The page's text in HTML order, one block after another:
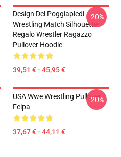
Design Del Poggiapiedi
Wrestling Match Silhouette
Regalo Wrestler Ragazzo
Pullover Hoodie
39,51 € - 45,95 €
-20%
USA Wwe Wrestling Pullover
Felpa
37,67 € - 44,11 €
-20%